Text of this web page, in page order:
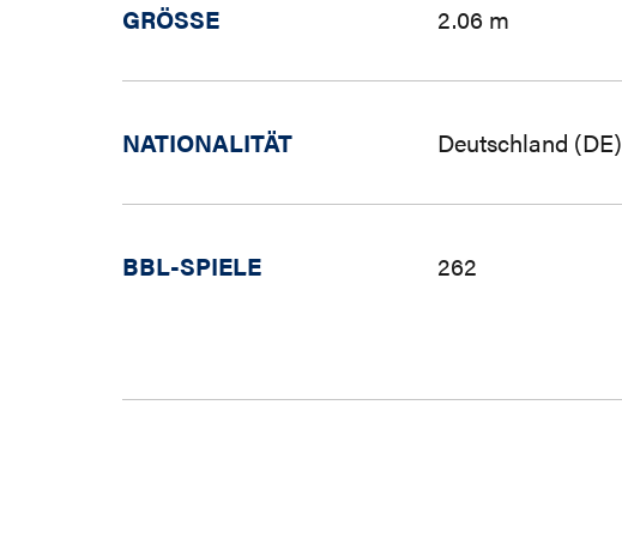
GRÖSSE 2.06 m
NATIONALITÄT Deutschland (DE)
BBL-SPIELE 262